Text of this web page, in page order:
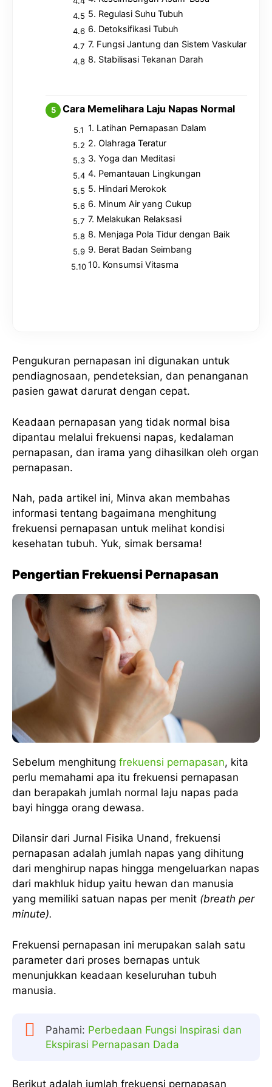
5. Regulasi Suhu Tubuh
6. Detoksifikasi Tubuh
7. Fungsi Jantung dan Sistem Vaskular
8. Stabilisasi Tekanan Darah
Cara Memelihara Laju Napas Normal
1. Latihan Pernapasan Dalam
2. Olahraga Teratur
3. Yoga dan Meditasi
4. Pemantauan Lingkungan
5. Hindari Merokok
6. Minum Air yang Cukup
7. Melakukan Relaksasi
8. Menjaga Pola Tidur dengan Baik
9. Berat Badan Seimbang
10. Konsumsi Vitasma
Pengukuran pernapasan ini digunakan untuk
pendiagnosaan, pendeteksian, dan penanganan
pasien gawat darurat dengan cepat.
Keadaan pernapasan yang tidak normal bisa
dipantau melalui frekuensi napas, kedalaman
pernapasan, dan irama yang dihasilkan oleh organ
pernapasan.
Nah, pada artikel ini, Minva akan membahas
informasi tentang bagaimana menghitung
frekuensi pernapasan untuk melihat kondisi
kesehatan tubuh. Yuk, simak bersama!
Pengertian Frekuensi Pernapasan
Sebelum menghitung frekuensi pernapasan, kita
perlu memahami apa itu frekuensi pernapasan
dan berapakah jumlah normal laju napas pada
bayi hingga orang dewasa.
Dilansir dari Jurnal Fisika Unand, frekuensi
pernapasan adalah jumlah napas yang dihitung
dari menghirup napas hingga mengeluarkan napas
dari makhluk hidup yaitu hewan dan manusia
yang memiliki satuan napas per menit (breath per
minute).
Frekuensi pernapasan ini merupakan salah satu
parameter dari proses bernapas untuk
menunjukkan keadaan keseluruhan tubuh
manusia.
Pahami: Perbedaan Fungsi Inspirasi dan
Ekspirasi Pernapasan Dada
Berikut adalah jumlah frekuensi pernapasan